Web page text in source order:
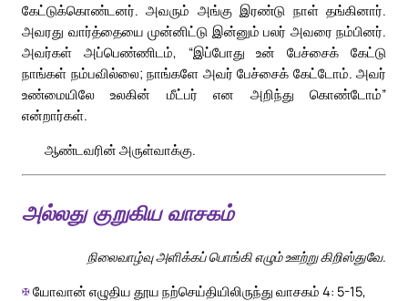
கேட்டுக்கொண்டனர். அவரும் அங்கு இரண்டு நாள் தங்கினார்.
அவரது வார்த்தையை முன்னிட்டு இன்னும் பலர் அவரை நம்பினர்.
அவர்கள் அப்பெண்ணிடம், “இப்போது உன் பேச்சைக் கேட்டு
நாங்கள் நம்பவில்லை; நாங்களே அவர் பேச்சைக் கேட்டோம். அவர்
உண்மையிலே உலகின் மீட்பர் என அறிந்து கொண்டோம்”
என்றார்கள்.
ஆண்டவரின் அருள்வாக்கு.
அல்லது குறுகிய வாசகம்
நிலைவாழ்வு அளிக்கப் பொங்கி எழும் ஊற்று கிறிஸ்துவே.
✠யோவான் எழுதிய தூய நற்செய்தியிலிருந்து வாசகம் 4: 5-15,